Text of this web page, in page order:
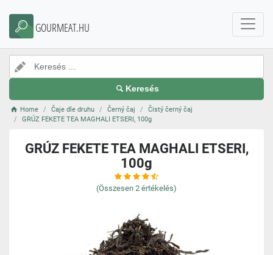
GOURMEAT.HU
Keresés
Home Čaje dle druhu Černý čaj
Čistý černý čaj
GRÚZ FEKETE TEA MAGHALI ETSERI, 100g
GRÚZ FEKETE TEA MAGHALI ETSERI,
100g
(Összesen 2 értékelés)